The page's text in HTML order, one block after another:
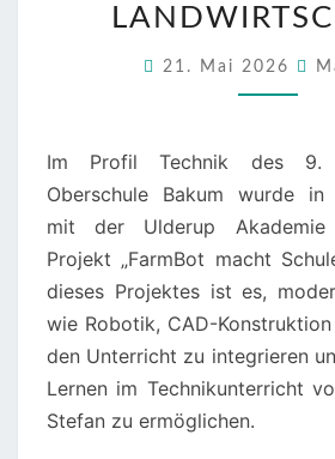
21. Mai 2026
Im Profil Technik des 9.
Oberschule Bakum wurde in
mit der Ulderup
Projekt „FarmBot macht
dieses Projektes ist es,
wie Robotik, CAD-
den Unterricht zu integrieren
Lernen im Technikunterricht
Stefan zu ermöglichen.